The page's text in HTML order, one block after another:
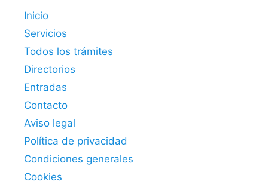
Inicio
Servicios
Todos los trámites
Directorios
Entradas
Contacto
Aviso legal
Política de privacidad
Condiciones generales
Cookies